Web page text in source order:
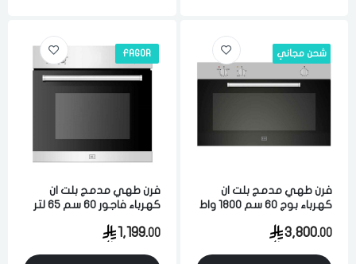
شحن مجاني
فرن طهي مدمج بلت ان
كهرباء بوج 60 سم 1800 واط
ايطالي
3,800.00
FAGOR
فرن طهي مدمج بلت ان
كهرباء فاجور 60 سم 65 لتر
امان 5 وظائف اشعالي ذاتي1,199.00